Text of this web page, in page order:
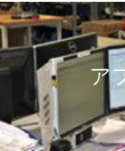
ア